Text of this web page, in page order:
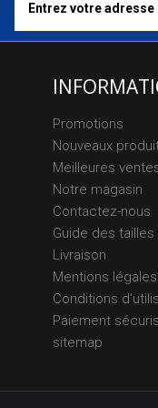
Promotions
Nouveaux
Meilleures
Notre magasin
Contactez-nous
Guide des tailles
Livraison
Mentions légales
Conditions
Paiement
sitemap